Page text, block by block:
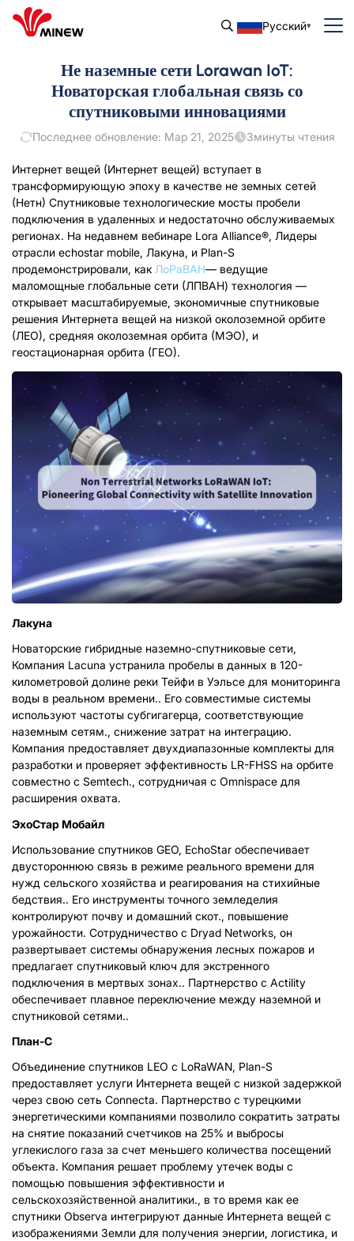
Русский
Не наземные сети Lorawan IoT:
Новаторская глобальная связь со
спутниковыми инновациями
Последнее обновление: Мар 21, 2025 3минуты чтения
Интернет вещей (Интернет вещей) вступает в
трансформирующую эпоху в качестве не земных сетей
(Нетн) Спутниковые технологические мосты пробели
подключения в удаленных и недостаточно обслуживаемых
регионах. На недавнем вебинаре Lora Alliance®, Лидеры
отрасли echostar mobile, Лакуна, и Plan-S
продемонстрировали, как ЛоРаВАН— ведущие
маломощные глобальные сети (ЛПВАН) технология —
открывает масштабируемые, экономичные спутниковые
решения Интернета вещей на низкой околоземной орбите
(ЛЕО), средняя околоземная орбита (МЭО), и
геостационарная орбита (ГЕО).
Лакуна
Новаторские гибридные наземно-спутниковые сети,
Компания Lacuna устранила пробелы в данных в 120-
километровой долине реки Тейфи в Уэльсе для мониторинга
воды в реальном времени.. Его совместимые системы
используют частоты субгигагерца, соответствующие
наземным сетям., снижение затрат на интеграцию.
Компания предоставляет двухдиапазонные комплекты для
разработки и проверяет эффективность LR-FHSS на орбите
совместно с Semtech., сотрудничая с Omnispace для
расширения охвата.
ЭхоСтар Мобайл
Использование спутников GEO, EchoStar обеспечивает
двустороннюю связь в режиме реального времени для
нужд сельского хозяйства и реагирования на стихийные
бедствия.. Его инструменты точного земледелия
контролируют почву и домашний скот., повышение
урожайности. Сотрудничество с Dryad Networks, он
развертывает системы обнаружения лесных пожаров и
предлагает спутниковый ключ для экстренного
подключения в мертвых зонах.. Партнерство с Actility
обеспечивает плавное переключение между наземной и
спутниковой сетями..
План-С
Объединение спутников LEO с LoRaWAN, Plan-S
предоставляет услуги Интернета вещей с низкой задержкой
через свою сеть Connecta. Партнерство с турецкими
энергетическими компаниями позволило сократить затраты
на снятие показаний счетчиков на 25% и выбросы
углекислого газа за счет меньшего количества посещений
объекта. Компания решает проблему утечек воды с
помощью повышения эффективности и
сельскохозяйственной аналитики., в то время как ее
спутники Observa интегрируют данные Интернета вещей с
изображениями Земли для получения энергии, логистика, и